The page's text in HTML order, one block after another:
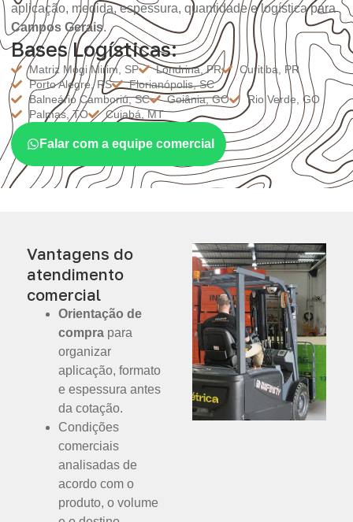
aplicação, medida, espessura, quantidade e logística para
Campos Gerais.
Bases Logísticas:
Matriz Mogi Mirim, SP Londrina, PR
Curitiba, PR
Porto Alegre, RS
Florianópolis, SC
Balneário Camboriú, SC
Goiânia, GO
Rio Verde, GO
Palmas, TO
Cuiabá, MT
Falar com a equipe comercial
Vantagens do
atendimento
comercial
Orientação de
compra para
organizar
aplicação, formato
e espessura antes
da cotação.
Condições
comerciais
analisadas de
acordo com o
produto, o volume